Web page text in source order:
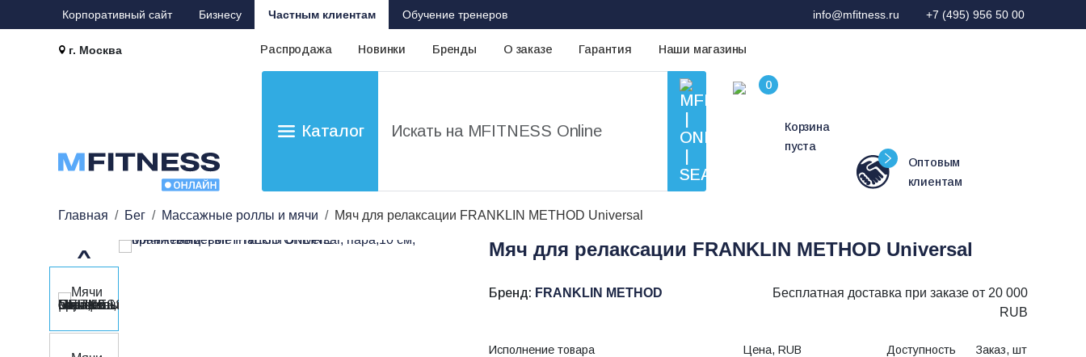
Корпоративный сайт Бизнесу Частным клиентам Обучение тренеров info@mfitness.ru +7 (495) 956 50 00
г. Москва Распродажа Новинки Бренды О заказе Гарантия Наши магазины
Каталог
Корзина
пуста
Оптовым
клиентам
Главная Бег Массажные роллы и мячи Мяч для релаксации FRANKLIN METHOD Universal
Мяч для релаксации FRANKLIN METHOD Universal
Бренд: FRANKLIN METHOD
Бесплатная доставка при заказе от 20 000
RUB
Исполнение товара Цена, RUB Доступность Заказ, шт